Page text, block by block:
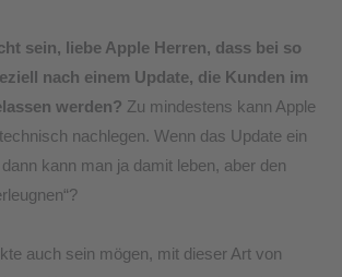
sein, liebe Apple Herren, dass bei so
nach einem Update, die Kunden im
werden? Zu mindestens kann Apple
nachlegen. Wenn das Update ein
kann man ja damit leben, aber den
auch sein mögen, mit dieser Art von